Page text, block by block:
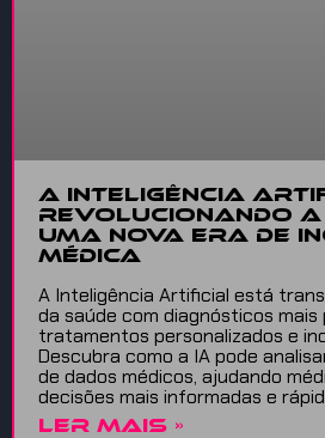
A Inteligência
revolucionando a
uma nova era de
médica
A Inteligência Artificial está
da saúde com diagnósticos mais
tratamentos personalizados e
Descubra como a IA pode
de dados médicos, ajudando
decisões mais informadas e
LER MAIS »